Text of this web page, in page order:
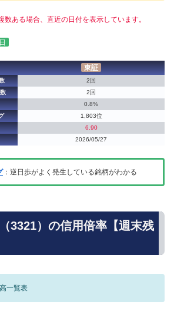
数ある場合、直近の日付を表示しています。
東証
2回
2回
0.8%
1,803位
6.90
2026/05/27
：逆日歩がよく発生している銘柄がわかる
3321）の信用倍率【週末残
一覧表